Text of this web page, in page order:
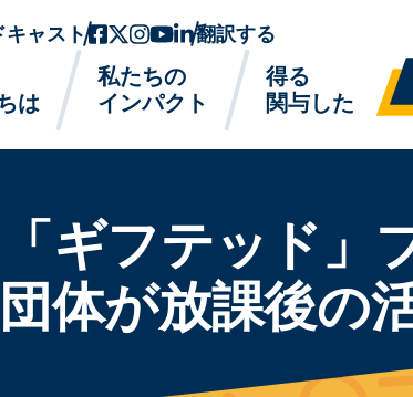
キャストフェイスブック
ツイッターx
インスタグラム
ユーチューブ
リンクトイン
翻訳する
は
私たちの
インパクト
得る
関与した
ギフテッド」
体が放課後の